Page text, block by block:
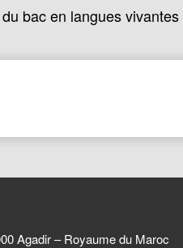
bac en langues vivantes
Agadir – Royaume du Maroc